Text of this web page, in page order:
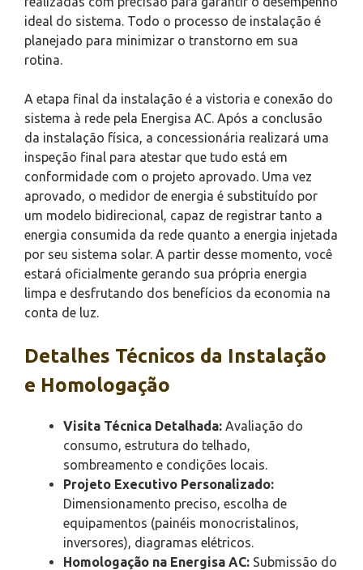
ideal do sistema. Todo o processo de instalação é
planejado para minimizar o transtorno em sua
rotina.
A etapa final da instalação é a vistoria e conexão do
sistema à rede pela Energisa AC. Após a conclusão
da instalação física, a concessionária realizará uma
inspeção final para atestar que tudo está em
conformidade com o projeto aprovado. Uma vez
aprovado, o medidor de energia é substituído por
um modelo bidirecional, capaz de registrar tanto a
energia consumida da rede quanto a energia injetada
por seu sistema solar. A partir desse momento, você
estará oficialmente gerando sua própria energia
limpa e desfrutando dos benefícios da economia na
conta de luz.
Detalhes Técnicos da Instalação
e Homologação
Visita Técnica Detalhada: Avaliação do
consumo, estrutura do telhado,
sombreamento e condições locais.
Projeto Executivo Personalizado:
Dimensionamento preciso, escolha de
equipamentos (painéis monocristalinos,
inversores), diagramas elétricos.
Homologação na Energisa AC: Submissão do